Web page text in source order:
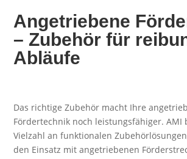
Angetriebene
– Zubehör für
Abläufe
Das richtige Zubehör macht Ihre
Fördertechnik noch leistungsfähiger. AMI
Vielzahl an funktionalen
den Einsatz mit angetriebenen